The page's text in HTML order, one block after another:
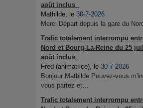
août inclus
Mathilde, le 30-7-2026
Merci Départ depuis la gare du
Trafic totalement interrompu
Nord et Bourg-La-Reine du 25
août inclus
Fred (animatrice), le 30-7-2026
Bonjour Mathilde Pouvez-vous
vous partez et…
Trafic totalement interrompu